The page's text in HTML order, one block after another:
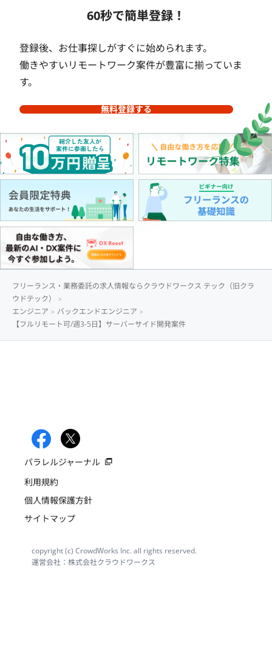
60秒で簡単登録！
登録後、お仕事探しがすぐに始められます。
働きやすいリモートワーク案件が豊富に揃っていま
す。
無料登録する
フリーランス・業務委託の求人情報ならクラウドワークス テック（旧クラ
ウドテック）
エンジニア
バックエンドエンジニア
【フルリモート可/週3-5日】サーバーサイド開発案件
パラレルジャーナル
利用規約
個人情報保護方針
サイトマップ
copyright (c) CrowdWorks Inc. all rights reserved.
運営会社：株式会社クラウドワークス